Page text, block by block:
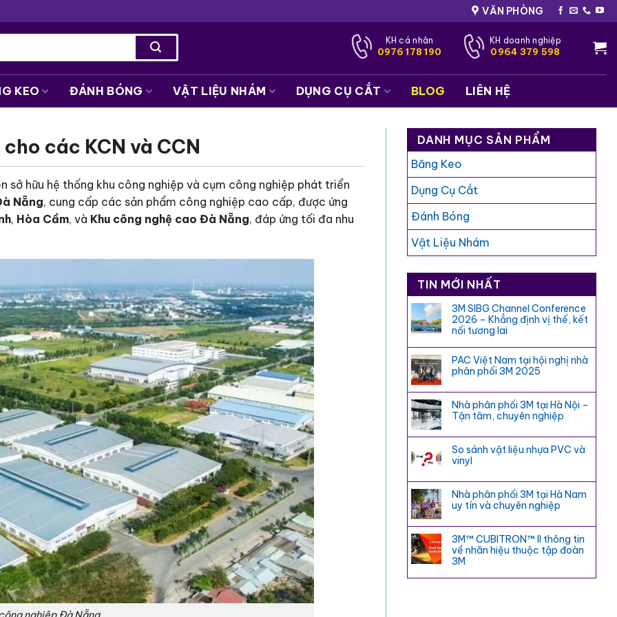
VĂN PHÒNG
KH cá nhân
0976 178 190
KH doanh nghiệp
0964 379 598
KEO ĐÁNH BÓNG VẬT LIỆU NHÁM DỤNG CỤ CẮT BLOG LIÊN HỆ
các KCN và CCN
sở hữu hệ thống khu công nghiệp và cụm công nghiệp phát triển
Nẵng, cung cấp các sản phẩm công nghiệp cao cấp, được ứng
, Hòa Cầm, và Khu công nghệ cao Đà Nẵng, đáp ứng tối đa nhu
DANH MỤC SẢN PHẨM
Băng Keo
Dụng Cụ Cắt
Đánh Bóng
Vật Liệu Nhám
TIN MỚI NHẤT
3M SIBG Channel Conference
2026 – Khẳng định vị thế, kết
nối tương lai
PAC Việt Nam tại hội nghị nhà
phân phối 3M 2025
Nhà phân phối 3M tại Hà Nội –
Tận tâm, chuyên nghiệp
So sánh vật liệu nhựa PVC và
vinyl
Nhà phân phối 3M tại Hà Nam
uy tín và chuyên nghiệp
3M™ CUBITRON™ II thông tin
về nhãn hiệu thuộc tập đoàn
3M